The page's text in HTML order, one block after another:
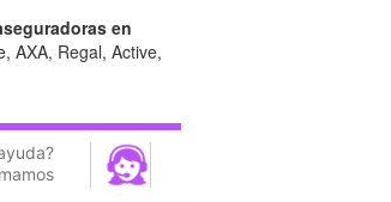
en
AXA, Regal, Active,